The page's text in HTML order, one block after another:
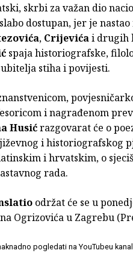
skrbi za važan dio
dostupan, jer je
, Crijevićai drugih
spaja historiografske,
stiha i povijesti.
i nagrađenom
Husićrazgovarat će o
i historiografskog
i hrvatskim, o
rada.
održat će se u
Ogrizovića u Zagrebu
pogledati na YouTubeu